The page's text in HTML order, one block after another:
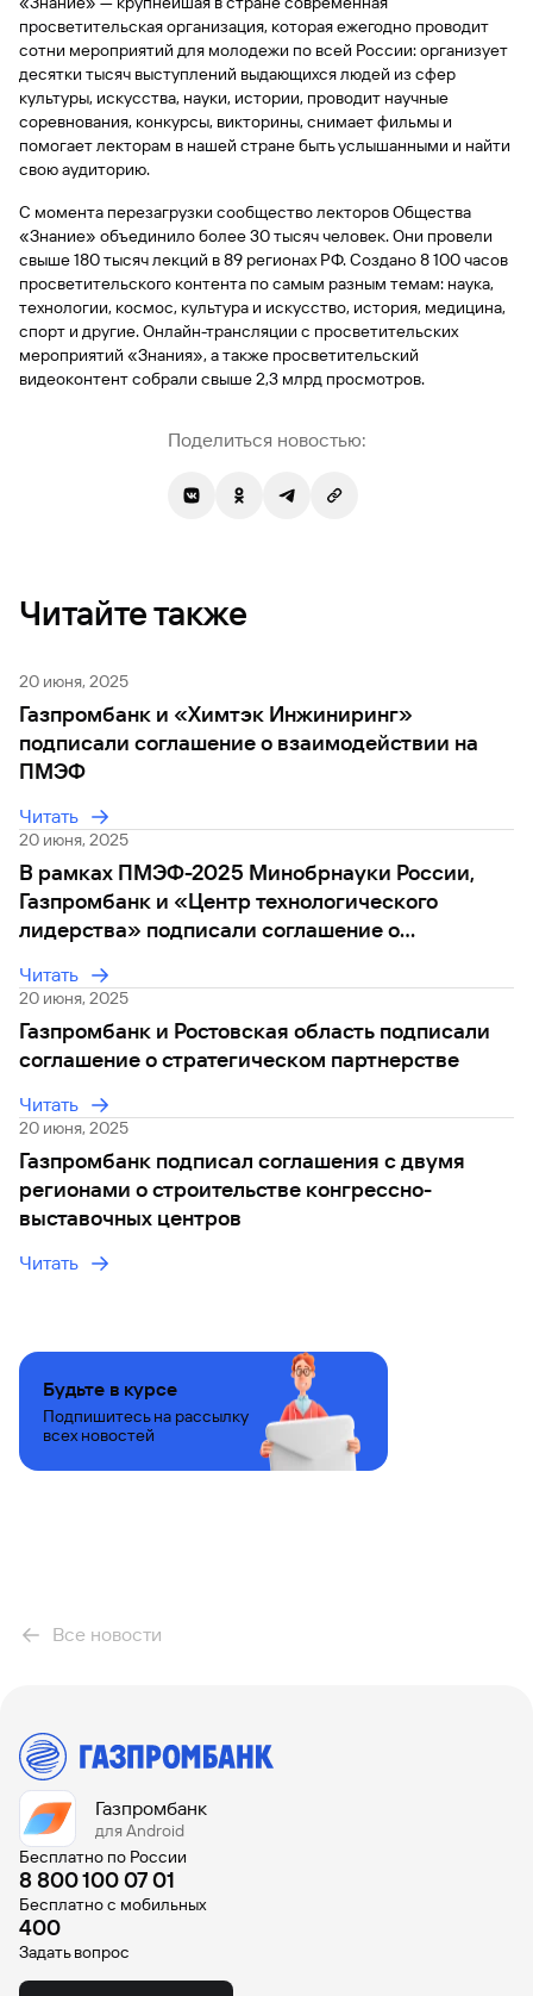
Быстрый
поиск
по
сайту
Рефинансирование
кредита
Рефинансирование
кредита
Все новости
просветительская организация, которая ежегодно проводит
сотни мероприятий для молодежи по всей России: организует
десятки тысяч выступлений выдающихся людей из сфер
культуры, искусства, науки, истории, проводит научные
соревнования, конкурсы, викторины, снимает фильмы и
помогает лекторам в нашей стране быть услышанными и найти
свою аудиторию.
С момента перезагрузки сообщество лекторов Общества
«Знание» объединило более 30 тысяч человек. Они провели
свыше 180 тысяч лекций в 89 регионах РФ. Создано 8 100 часов
просветительского контента по самым разным темам: наука,
технологии, космос, культура и искусство, история, медицина,
спорт и другие. Онлайн-трансляции с просветительских
мероприятий «Знания», а также просветительский
видеоконтент собрали свыше 2,3 млрд просмотров.
Поделиться новостью:
Читайте также
20 июня, 2025
Газпромбанк и «Химтэк Инжиниринг»
подписали соглашение о взаимодействии на
ПМЭФ
Читать
20 июня, 2025
В рамках ПМЭФ-2025 Минобрнауки России,
Газпромбанк и «Центр технологического
лидерства» подписали соглашение о
Читать
20 июня, 2025
Газпромбанк и Ростовская область подписали
соглашение о стратегическом партнерстве
Читать
20 июня, 2025
Газпромбанк подписал соглашения с двумя
регионами о строительстве конгрессно-
выставочных центров
Читать
Будьте в курсе
Подпишитесь на рассылку
всех новостей
Газпромбанк
для Android
Бесплатно по России
8 800 100 07 01
Бесплатно с мобильных
400
Задать вопрос